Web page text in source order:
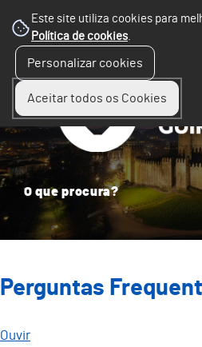
Este site utiliza cookies para
Política de cookies.
Personalizar cookies
Aceitar todos os Cookies
Perguntas
Ouvir